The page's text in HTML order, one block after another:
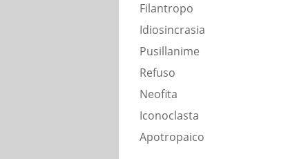
Filantropo
Idiosincrasia
Pusillanime
Refuso
Neofita
Iconoclasta
Apotropaico